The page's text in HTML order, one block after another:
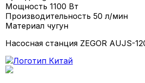
Мощность1100 Вт
Производительность50 л/мин
Материал чугун
Насосная станция ZEGOR AUJS-